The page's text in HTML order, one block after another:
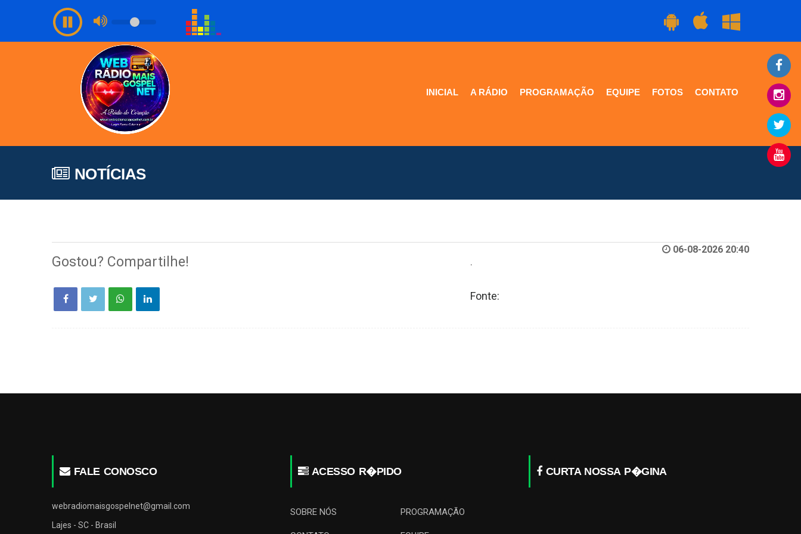
INICIAL A RÁDIO PROGRAMAÇÃO EQUIPE FOTOS CONTATO
NOTÍCIAS
06-08-2026 20:40
Gostou? Compartilhe! .
Fonte:
FALE CONOSCO
webradiomaisgospelnet@gmail.com
Lajes - SC - Brasil
ACESSO R�PIDO
SOBRE NÓS PROGRAMAÇÃO
CURTA NOSSA P�GINA